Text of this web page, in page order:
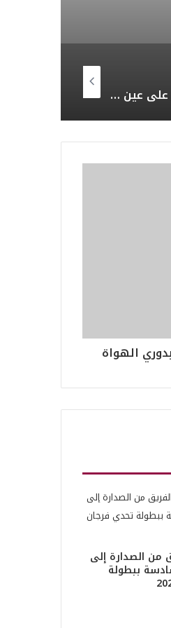
الفريق يحقق الفوز على عين خالد 7 : 0 باللقاء الودي الرابع بالموسم
الهواة
من الصدارة إلى
ببطولة